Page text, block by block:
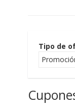
Tipo de